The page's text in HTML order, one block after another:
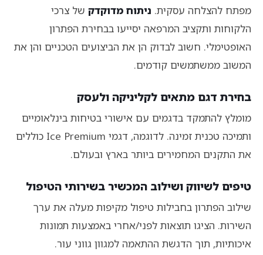
מפתח להצלחה עסקית. ניתוח מדוקדק של צרכי
הלקוחות ותקציב המרפאה יסייעו בבחירת הפתרון
האופטימלי. חשוב לבדוק הן את הביצועים הטכניים והן את
המשוב ממשתמשים קודמים.
בחירת דגם מתאים לקליניקה ולעסק
מומלץ להתמקד בדגמים עם אישורי בטיחות בינלאומיים
ותמיכה טכנית זמינה. לדוגמה, דגמי Ice Premium כוללים
את התקנים המחמירים ביותר בארץ ובעולם.
טיפים לשיווק ושילוב המכשיר בשירותי הטיפול
שילוב הפתרון בחבילות טיפול מקיפות מעלה את ערך
השירות. הציגו תוצאות לפני/אחרי באמצעות תמונות
איכותיות, תוך הדגשת ההתאמה למגוון גווני עור.